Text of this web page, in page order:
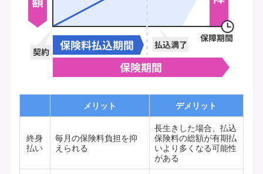
メリット デメリット
終身
払い
毎月の保険料負担を抑
えられる
長生きした場合、払込
保険料の総額が有期払
いより多くなる可能性
がある